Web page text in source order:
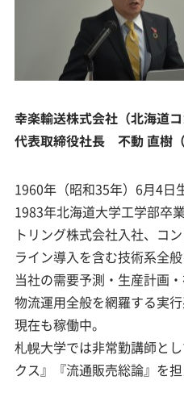
幸楽輸送株式会社（北海道
代表取締役社長 不動 直樹
1960年（昭和35年）6月4日
1983年北海道大学工学部卒
トリング株式会社入社、コ
ライン導入を含む技術系全般
当社の需要予測・生産計画
物流運用全般を網羅する実
現在も稼働中。
札幌大学では非常勤講師と
クス』『流通販売総論』を